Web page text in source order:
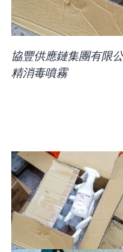
協豐供應鏈集團有限
精消毒噴霧